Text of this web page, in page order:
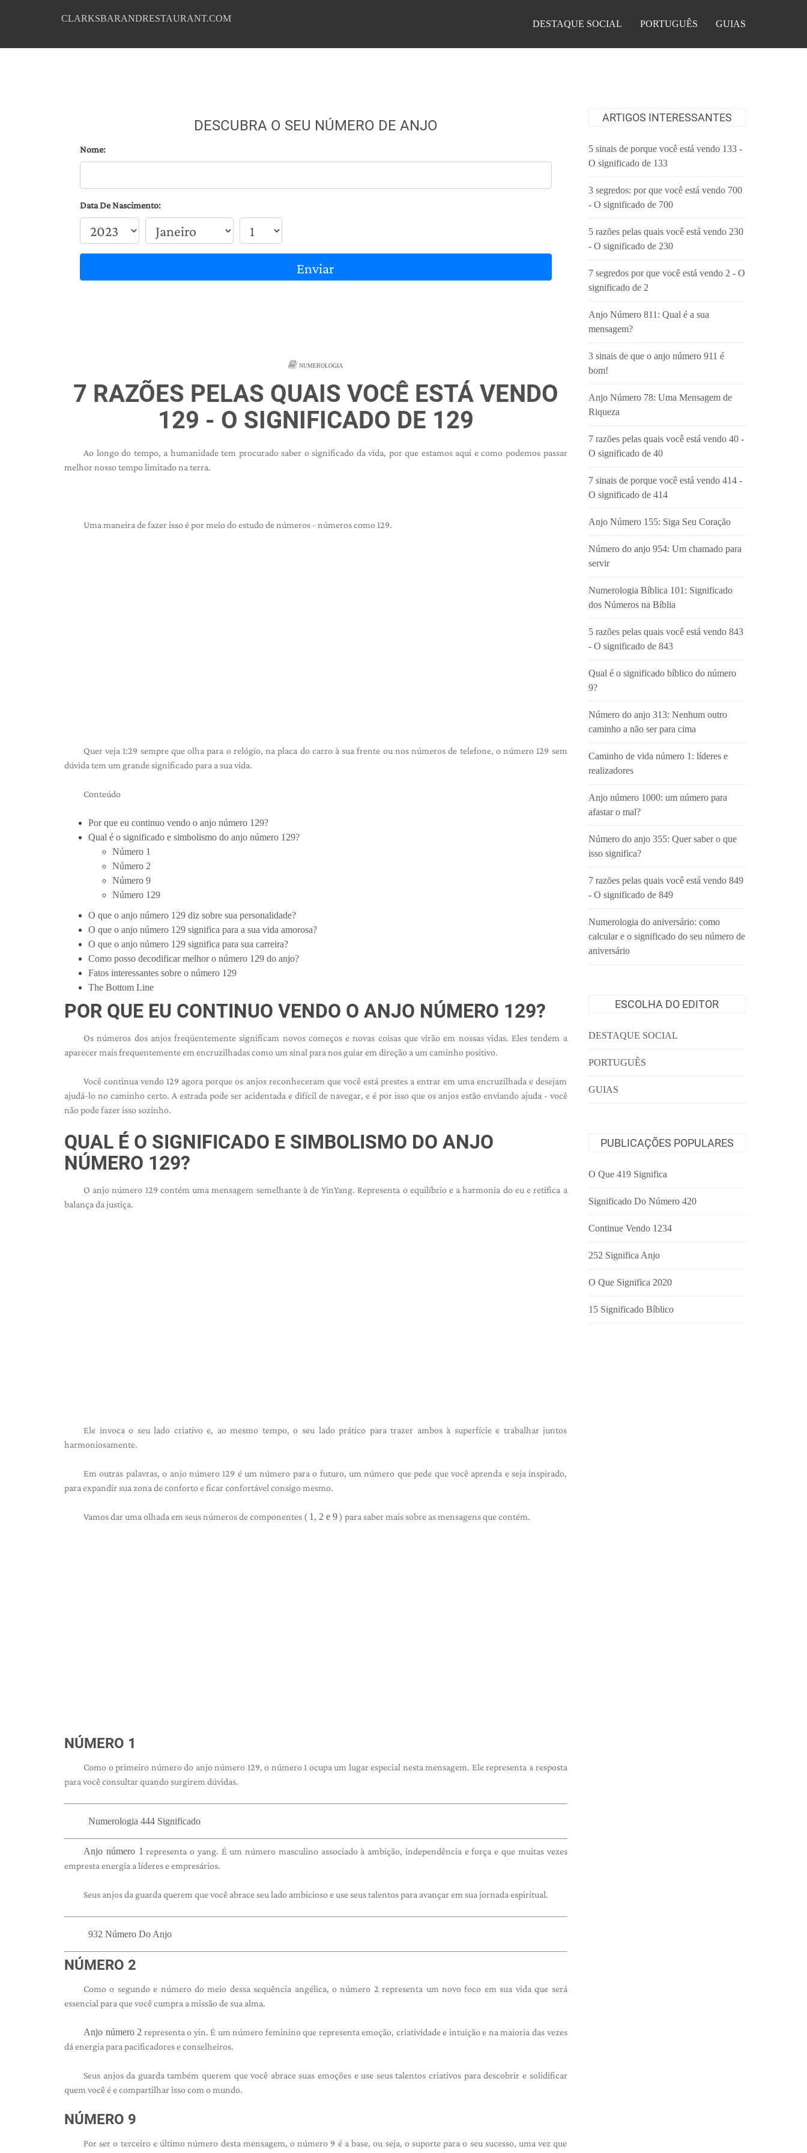
CLARKSBARANDRESTAURANT.COM
DESTAQUE SOCIAL PORTUGUÊS GUIAS
DESCUBRA O SEU NÚMERO DE ANJO
Nome:
Data De Nascimento:
Enviar
NUMEROLOGIA
7 RAZÕES PELAS QUAIS VOCÊ ESTÁ VENDO
129 - O SIGNIFICADO DE 129
Ao longo do tempo, a humanidade tem procurado saber o significado da vida, por que estamos aqui e como podemos passar
melhor nosso tempo limitado na terra.
Uma maneira de fazer isso é por meio do estudo de números - números como 129.
Quer veja 1:29 sempre que olha para o relógio, na placa do carro à sua frente ou nos números de telefone, o número 129 sem
dúvida tem um grande significado para a sua vida.
Conteúdo
Por que eu continuo vendo o anjo número 129?
Qual é o significado e simbolismo do anjo número 129?
Número 1
Número 2
Número 9
Número 129
O que o anjo número 129 diz sobre sua personalidade?
O que o anjo número 129 significa para a sua vida amorosa?
O que o anjo número 129 significa para sua carreira?
Como posso decodificar melhor o número 129 do anjo?
Fatos interessantes sobre o número 129
The Bottom Line
POR QUE EU CONTINUO VENDO O ANJO NÚMERO 129?
Os números dos anjos freqüentemente significam novos começos e novas coisas que virão em nossas vidas. Eles tendem a
aparecer mais frequentemente em encruzilhadas como um sinal para nos guiar em direção a um caminho positivo.
Você continua vendo 129 agora porque os anjos reconheceram que você está prestes a entrar em uma encruzilhada e desejam
ajudá-lo no caminho certo. A estrada pode ser acidentada e difícil de navegar, e é por isso que os anjos estão enviando ajuda - você
não pode fazer isso sozinho.
QUAL É O SIGNIFICADO E SIMBOLISMO DO ANJO
NÚMERO 129?
O anjo número 129 contém uma mensagem semelhante à de YinYang. Representa o equilíbrio e a harmonia do eu e retifica a
balança da justiça.
Ele invoca o seu lado criativo e, ao mesmo tempo, o seu lado prático para trazer ambos à superfície e trabalhar juntos
harmoniosamente.
Em outras palavras, o anjo número 129 é um número para o futuro, um número que pede que você aprenda e seja inspirado,
para expandir sua zona de conforto e ficar confortável consigo mesmo.
Vamos dar uma olhada em seus números de componentes ( 1, 2 e 9) para saber mais sobre as mensagens que contém.
NÚMERO 1
Como o primeiro número do anjo número 129, o número 1 ocupa um lugar especial nesta mensagem. Ele representa a resposta
para você consultar quando surgirem dúvidas.
Numerologia 444 Significado
Anjo número 1 representa o yang. É um número masculino associado à ambição, independência e força e que muitas vezes
empresta energia a líderes e empresários.
Seus anjos da guarda querem que você abrace seu lado ambicioso e use seus talentos para avançar em sua jornada espiritual.
932 Número Do Anjo
NÚMERO 2
Como o segundo e número do meio dessa sequência angélica, o número 2 representa um novo foco em sua vida que será
essencial para que você cumpra a missão de sua alma.
Anjo número 2 representa o yin. É um número feminino que representa emoção, criatividade e intuição e na maioria das vezes
dá energia para pacificadores e conselheiros.
Seus anjos da guarda também querem que você abrace suas emoções e use seus talentos criativos para descobrir e solidificar
quem você é e compartilhar isso com o mundo.
NÚMERO 9
Por ser o terceiro e último número desta mensagem, o número 9 é a base, ou seja, o suporte para o seu sucesso, uma vez que
ARTIGOS INTERESSANTES
5 sinais de porque você está vendo 133 -
O significado de 133
3 segredos: por que você está vendo 700
- O significado de 700
5 razões pelas quais você está vendo 230
- O significado de 230
7 segredos por que você está vendo 2 - O
significado de 2
Anjo Número 811: Qual é a sua
mensagem?
3 sinais de que o anjo número 911 é
bom!
Anjo Número 78: Uma Mensagem de
Riqueza
7 razões pelas quais você está vendo 40 -
O significado de 40
7 sinais de porque você está vendo 414 -
O significado de 414
Anjo Número 155: Siga Seu Coração
Número do anjo 954: Um chamado para
servir
Numerologia Bíblica 101: Significado
dos Números na Bíblia
5 razões pelas quais você está vendo 843
- O significado de 843
Qual é o significado bíblico do número
9?
Número do anjo 313: Nenhum outro
caminho a não ser para cima
Caminho de vida número 1: líderes e
realizadores
Anjo número 1000: um número para
afastar o mal?
Número do anjo 355: Quer saber o que
isso significa?
7 razões pelas quais você está vendo 849
- O significado de 849
Numerologia do aniversário: como
calcular e o significado do seu número de
aniversário
ESCOLHA DO EDITOR
DESTAQUE SOCIAL
PORTUGUÊS
GUIAS
PUBLICAÇÕES POPULARES
O Que 419 Significa
Significado Do Número 420
Continue Vendo 1234
252 Significa Anjo
O Que Significa 2020
15 Significado Bíblico